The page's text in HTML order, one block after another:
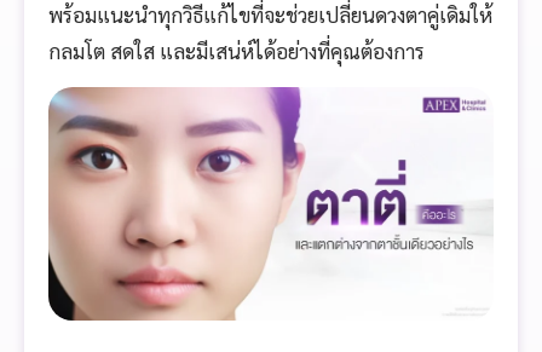
พร้อมแนะนำทุกวิธีแก้ไขที่จะช่วยเปลี่ยนดวงตาคู่เดิมให้
กลมโต สดใส และมีเสน่ห์ได้อย่างที่คุณต้องการ